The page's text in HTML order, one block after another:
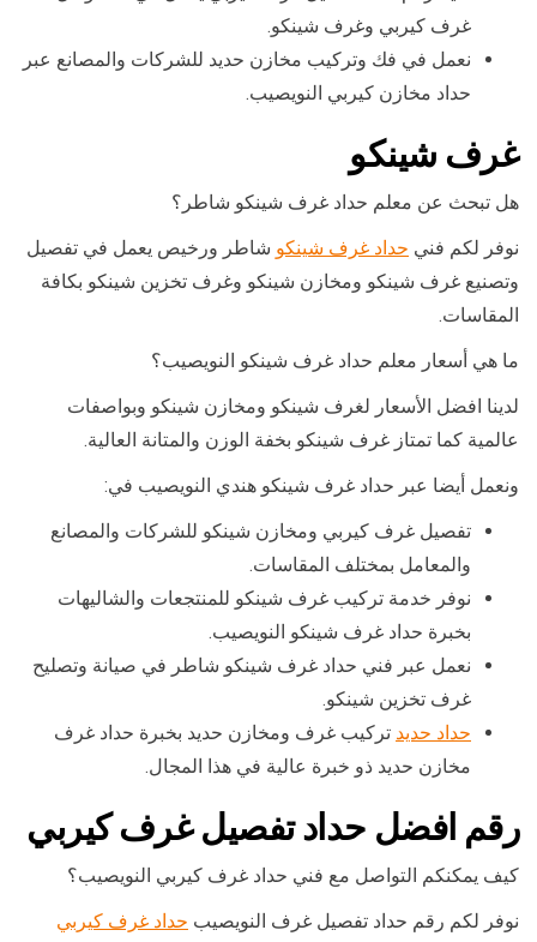
غرف كيربي وغرف شينكو.
نعمل في فك وتركيب مخازن حديد للشركات والمصانع عبر
حداد مخازن كيربي النويصيب.
غرف شينكو
هل تبحث عن معلم حداد غرف شينكو شاطر؟
نوفر لكم فني حداد غرف شينكو شاطر ورخيص يعمل في تفصيل
وتصنيع غرف شينكو ومخازن شينكو وغرف تخزين شينكو بكافة
المقاسات.
ما هي أسعار معلم حداد غرف شينكو النويصيب؟
لدينا افضل الأسعار لغرف شينكو ومخازن شينكو وبواصفات
عالمية كما تمتاز غرف شينكو بخفة الوزن والمتانة العالية.
ونعمل أيضا عبر حداد غرف شينكو هندي النويصيب في:
تفصيل غرف كيربي ومخازن شينكو للشركات والمصانع
والمعامل بمختلف المقاسات.
نوفر خدمة تركيب غرف شينكو للمنتجعات والشاليهات
بخبرة حداد غرف شينكو النويصيب.
نعمل عبر فني حداد غرف شينكو شاطر في صيانة وتصليح
غرف تخزين شينكو.
حداد حديد تركيب غرف ومخازن حديد بخبرة حداد غرف
مخازن حديد ذو خبرة عالية في هذا المجال.
رقم افضل حداد تفصيل غرف كيربي
كيف يمكنكم التواصل مع فني حداد غرف كيربي النويصيب؟
نوفر لكم رقم حداد تفصيل غرف النويصيب حداد غرف كيربي